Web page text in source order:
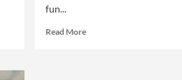
fun...
Read MoreRead